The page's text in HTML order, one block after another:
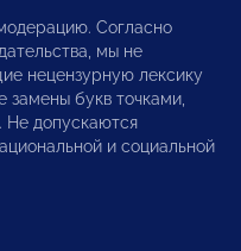
Согласно
мы не
нецензурную лексику
замены букв точками,
допускаются
и социальной